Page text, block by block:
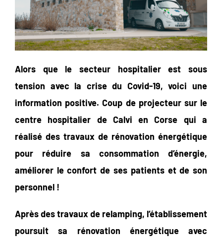
Alors que le secteur hospitalier est sous
tension avec la crise du Covid-19, voici une
information positive. Coup de projecteur sur le
centre hospitalier de Calvi en Corse qui a
réalisé des travaux de rénovation énergétique
pour réduire sa consommation d’énergie,
améliorer le confort de ses patients et de son
personnel !
Après des travaux de relamping, l’établissement
poursuit sa rénovation énergétique avec